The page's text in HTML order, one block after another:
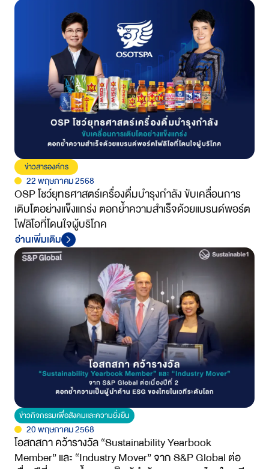
ข่าวสารองค์กร
22 พฤษภาคม 2568
OSP โชว์ยุทธศาสตร์เครื่องดื่มบำรุงกำลัง ขับเคลื่อนการ
เติบโตอย่างแข็งแกร่ง ตอกย้ำความสำเร็จด้วยแบรนด์พอร์ต
โฟลิโอที่โดนใจผู้บริโภค
อ่านเพิ่มเติม
ข่าวกิจกรรมเพื่อสังคมและความยั่งยืน
20 พฤษภาคม 2568
โอสถสภา คว้ารางวัล “Sustainability Yearbook
Member” และ “Industry Mover” จาก S&P Global ต่อ